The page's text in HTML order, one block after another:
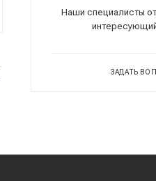
Наши специалисты
ЗАДАТЬ